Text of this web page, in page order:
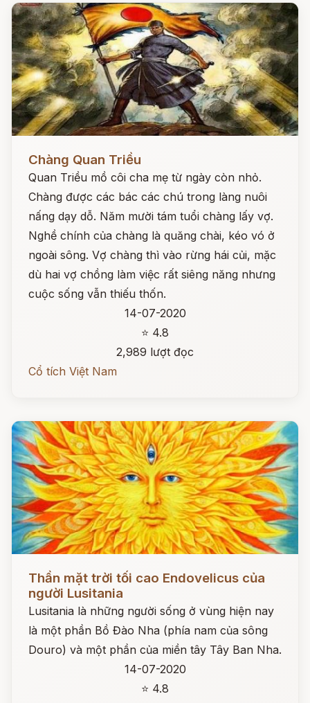
Chàng Quan Triều
Quan Triều mồ côi cha mẹ từ ngày còn nhỏ.
Chàng được các bác các chú trong làng nuôi
nấng dạy dỗ. Năm mười tám tuổi chàng lấy vợ.
Nghề chính của chàng là quăng chài, kéo vó ở
ngoài sông. Vợ chàng thì vào rừng hái củi, mặc
dù hai vợ chồng làm việc rất siêng năng nhưng
cuộc sống vẫn thiếu thốn.
14-07-2020
⭐ 4.8
2,989 lượt đọc
Cổ tích Việt Nam
Đọc ngay
Thần mặt trời tối cao Endovelicus của
người Lusitania
Lusitania là những người sống ở vùng hiện nay
là một phần Bồ Đào Nha (phía nam của sông
Douro) và một phần của miền tây Tây Ban Nha.
14-07-2020
⭐ 4.8